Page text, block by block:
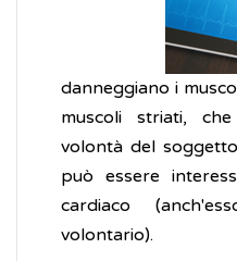
danneggiano i
muscoli striati,
volontà del
può essere
cardiaco
volontario).